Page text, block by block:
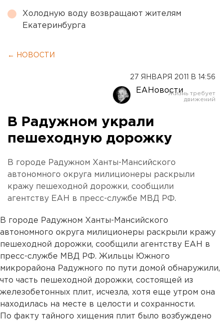
Холодную воду возвращают жителям
Екатеринбурга
← НОВОСТИ
27 ЯНВАРЯ 2011 В 14:56
ЕАНовости
В Радужном украли
пешеходную дорожку
В городе Радужном Ханты-Мансийского
автономного округа милиционеры раскрыли
кражу пешеходной дорожки, сообщили
агентству ЕАН в пресс-службе МВД РФ.
В городе Радужном Ханты-Мансийского
автономного округа милиционеры раскрыли кражу
пешеходной дорожки, сообщили агентству ЕАН в
пресс-службе МВД РФ. Жильцы Южного
микрорайона Радужного по пути домой обнаружили,
что часть пешеходной дорожки, состоящей из
железобетонных плит, исчезла, хотя еще утром она
находилась на месте в целости и сохранности.
По факту тайного хищения плит было возбуждено